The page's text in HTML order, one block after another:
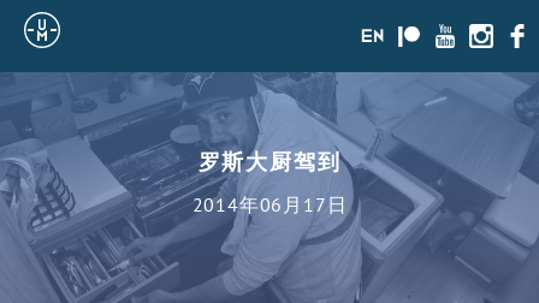
Sailing
Uncle
Moe
Youtube
Patreon
en
罗斯大厨驾到
2014年06月17日